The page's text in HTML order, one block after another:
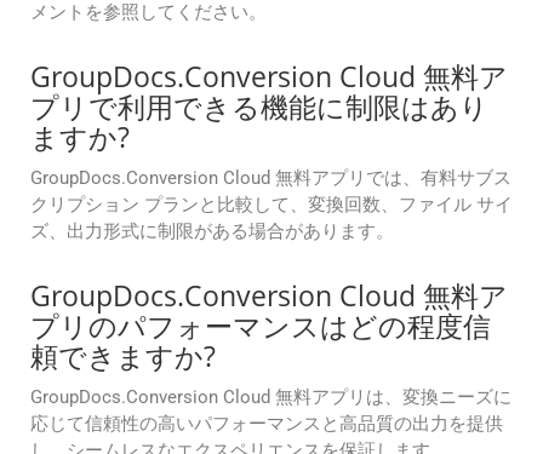
メントを参照してください。
GroupDocs.Conversion Cloud 無料ア
プリで利用できる機能に制限はあり
ますか?
GroupDocs.Conversion Cloud 無料アプリでは、有料サブス
クリプション プランと比較して、変換回数、ファイル サイ
ズ、出力形式に制限がある場合があります。
GroupDocs.Conversion Cloud 無料ア
プリのパフォーマンスはどの程度信
頼できますか?
GroupDocs.Conversion Cloud 無料アプリは、変換ニーズに
応じて信頼性の高いパフォーマンスと高品質の出力を提供